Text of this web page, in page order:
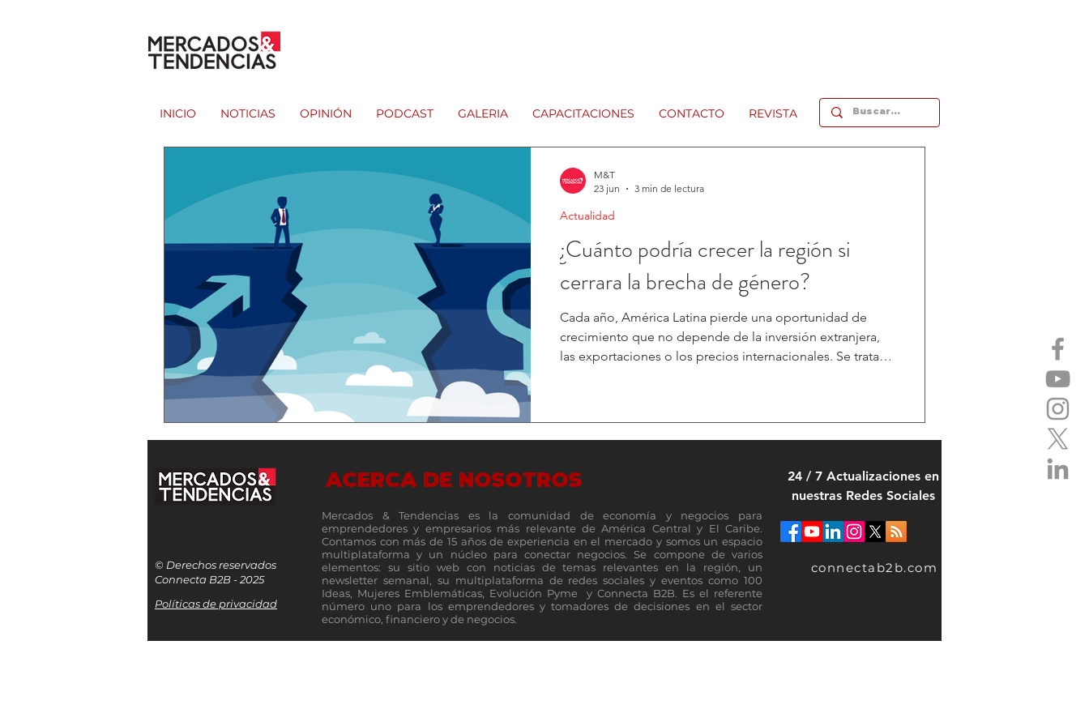
INICIO NOTICIAS OPINIÓN PODCAST GALERIA CAPACITACIONES CONTACTO REVISTA
¿Cuánto podría crecer la región si
cerrara la brecha de género?
Cada año, América Latina pierde una oportunidad de
crecimiento que no depende de la inversión extranjera,
las exportaciones o los precios internacionales. Se trata
género representa uno de los mayores desafíos económ
Actualidad
M&T
23 jun
3 min de lectura
© Derechos reservados
Connecta B2B - 2025
Políticas de privacidad
ACERCA DE NOSOTROS
Mercados & Tendencias es la comunidad de economía y negocios para
emprendedores y empresarios más relevante de América Central y El Caribe.
Contamos con más de 15 años de experiencia en el mercado y somos un espacio
multiplataforma y un núcleo para conectar negocios. Se compone de varios
elementos: su sitio web con noticias de temas relevantes en la región, un
newsletter semanal, su multiplataforma de redes sociales y eventos como 100
Ideas, Mujeres Emblemáticas, Evolución Pyme y Connecta B2B. Es el referente
número uno para los emprendedores y tomadores de decisiones en el sector
económico, financiero y de negocios.
24 / 7 Actualizaciones en
nuestras Redes Sociales
connectab2b.com